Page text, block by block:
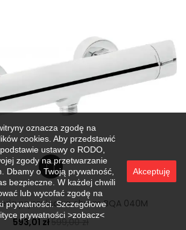
prysznicowa chrom BQA 040M
593,01 zł599,00 zł
oznacza zgodę na
cookies. Aby przedstawić
ustawy o RODO,
zgody na przetwarzanie
Dbamy o Twoją prywatność,
bezpieczne. W każdej chwili
lub wycofać zgodę na
prywatności. Szczegółowe
prywatności >zobacz<
Akceptuję